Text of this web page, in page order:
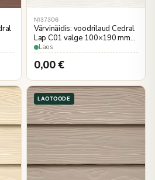
N137306
Värvinäidis: voodrilaud Cedral
Lap C01 valge 100×190 mm
puiduimitatsioon
Laos
0,00€
LAOTOODE